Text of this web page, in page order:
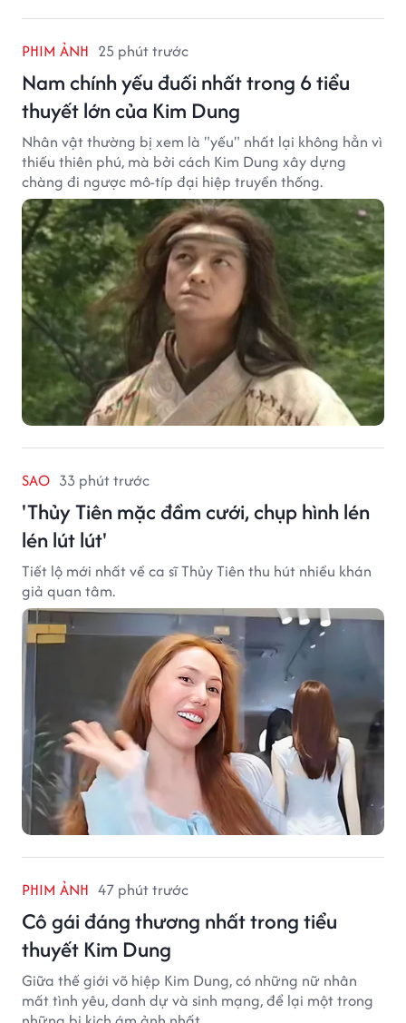
PHIM ẢNH 25 phút trước
Nam chính yếu đuối nhất trong 6 tiểu
thuyết lớn của Kim Dung
Nhân vật thường bị xem là "yếu" nhất lại không hẳn vì
thiếu thiên phú, mà bởi cách Kim Dung xây dựng
chàng đi ngược mô-típ đại hiệp truyền thống.
SAO 33 phút trước
'Thủy Tiên mặc đầm cưới, chụp hình lén
lén lút lút'
Tiết lộ mới nhất về ca sĩ Thủy Tiên thu hút nhiều khán
giả quan tâm.
PHIM ẢNH 47 phút trước
Cô gái đáng thương nhất trong tiểu
thuyết Kim Dung
Giữa thế giới võ hiệp Kim Dung, có những nữ nhân
mất tình yêu, danh dự và sinh mạng, để lại một trong